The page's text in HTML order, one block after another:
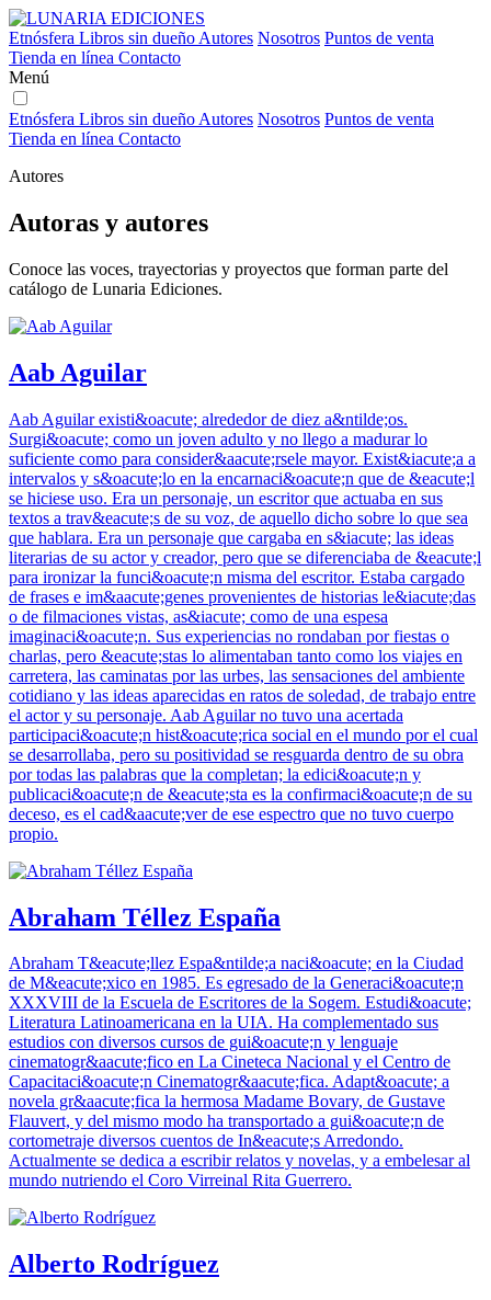
Etnósfera Libros sin dueño Autores Nosotros Puntos de venta
Tienda en línea Contacto
Menú
Etnósfera Libros sin dueño Autores Nosotros Puntos de venta
Tienda en línea Contacto
Autores
Autoras y autores
Conoce las voces, trayectorias y proyectos que forman parte del
catálogo de Lunaria Ediciones.
Aab Aguilar
Aab Aguilar existi&oacute; alrededor de diez a&ntilde;os.
Surgi&oacute; como un joven adulto y no llego a madurar lo
suficiente como para consider&aacute;rsele mayor. Exist&iacute;a a
intervalos y s&oacute;lo en la encarnaci&oacute;n que de &eacute;l
se hiciese uso. Era un personaje, un escritor que actuaba en sus
textos a trav&eacute;s de su voz, de aquello dicho sobre lo que sea
que hablara. Era un personaje que cargaba en s&iacute; las ideas
literarias de su actor y creador, pero que se diferenciaba de &eacute;l
para ironizar la funci&oacute;n misma del escritor. Estaba cargado
de frases e im&aacute;genes provenientes de historias le&iacute;das
o de filmaciones vistas, as&iacute; como de una espesa
imaginaci&oacute;n. Sus experiencias no rondaban por fiestas o
charlas, pero &eacute;stas lo alimentaban tanto como los viajes en
carretera, las caminatas por las urbes, las sensaciones del ambiente
cotidiano y las ideas aparecidas en ratos de soledad, de trabajo entre
el actor y su personaje. Aab Aguilar no tuvo una acertada
participaci&oacute;n hist&oacute;rica social en el mundo por el cual
se desarrollaba, pero su positividad se resguarda dentro de su obra
por todas las palabras que la completan; la edici&oacute;n y
publicaci&oacute;n de &eacute;sta es la confirmaci&oacute;n de su
deceso, es el cad&aacute;ver de ese espectro que no tuvo cuerpo
propio.
Abraham Téllez España
Abraham T&eacute;llez Espa&ntilde;a naci&oacute; en la Ciudad
de M&eacute;xico en 1985. Es egresado de la Generaci&oacute;n
XXXVIII de la Escuela de Escritores de la Sogem. Estudi&oacute;
Literatura Latinoamericana en la UIA. Ha complementado sus
estudios con diversos cursos de gui&oacute;n y lenguaje
cinematogr&aacute;fico en La Cineteca Nacional y el Centro de
Capacitaci&oacute;n Cinematogr&aacute;fica. Adapt&oacute; a
novela gr&aacute;fica la hermosa Madame Bovary, de Gustave
Flauvert, y del mismo modo ha transportado a gui&oacute;n de
cortometraje diversos cuentos de In&eacute;s Arredondo.
Actualmente se dedica a escribir relatos y novelas, y a embelesar al
mundo nutriendo el Coro Virreinal Rita Guerrero.
Alberto Rodríguez